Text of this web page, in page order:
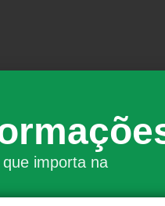
para início imediato
importa na